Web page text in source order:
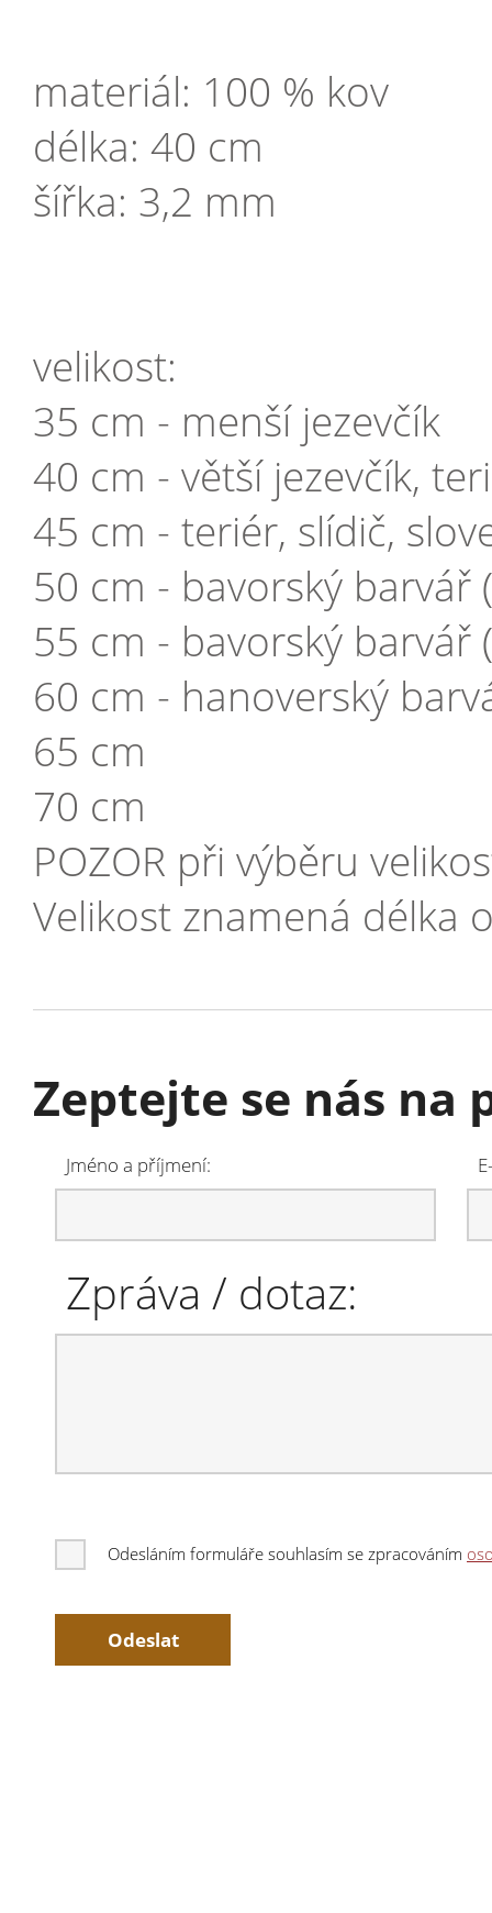
materiál: 100 % kov
délka: 40 cm
šířka: 3,2 mm
velikost:
35 cm - menší jezevčík
40 cm - větší jezevčík,
45 cm - teriér, slídič,
50 cm - bavorský barvář
55 cm - bavorský barvář
60 cm - hanoverský
65 cm
70 cm
POZOR při výběru
Velikost znamená délka
Zeptejte se nás
Jméno a příjmení:
Zpráva / dotaz:
Odesláním formuláře souhlasím se zpracováním